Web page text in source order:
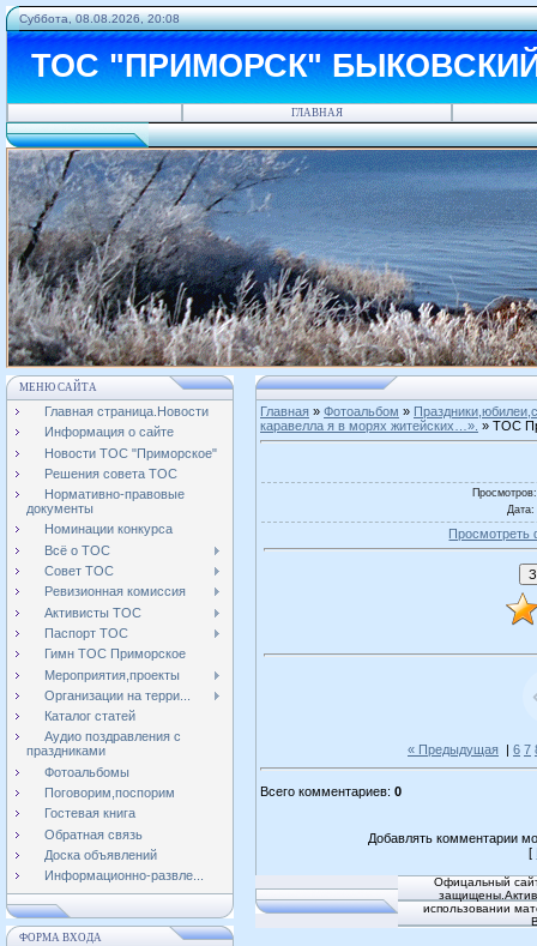
Суббота, 08.08.2026, 20:08
ТОС "ПРИМОРСК"
ГЛАВНАЯ
МЕНЮ САЙТА
Главная страница.Новости
Информация о сайте
Новости ТОС "Приморское"
Решения совета ТОС
Нормативно-правовые
документы
Номинации конкурса
Всё о ТОС
Совет ТОС
Ревизионная комиссия
Активисты ТОС
Паспорт ТОС
Гимн ТОС Приморское
Мероприятия,проекты
Организации на терри...
Каталог статей
Аудио поздравления с
праздниками
Фотоальбомы
Поговорим,поспорим
Гостевая книга
Обратная связь
Доска объявлений
Информационно-развле...
ФОРМА ВХОДА
Главная » Фотоальбом »
каравелла я в морях житейских…». » ТОС
Просмотров
Дата:
Просмотреть
« Предыдущая | 6 7
Всего комментариев: 0
Добавлять комментарии
[
Офицальный
использовании